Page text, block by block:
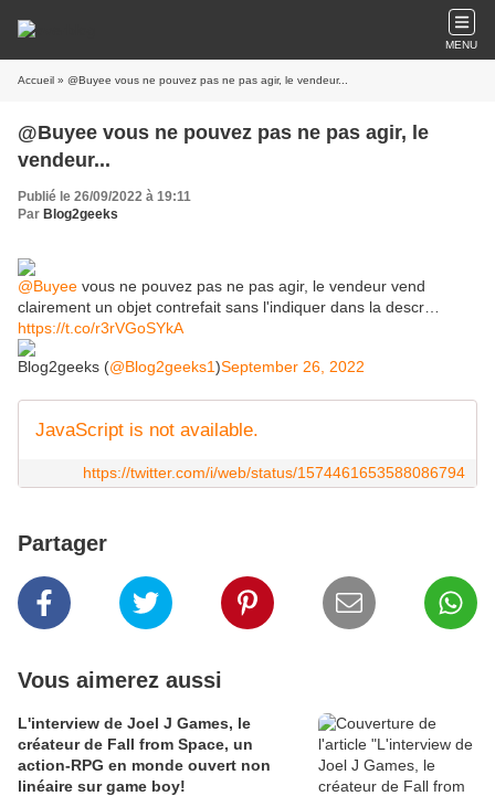
MENU
Accueil » @Buyee vous ne pouvez pas ne pas agir, le vendeur...
@Buyee vous ne pouvez pas ne pas agir, le
vendeur...
Publié le 26/09/2022 à 19:11
Par Blog2geeks
@Buyee vous ne pouvez pas ne pas agir, le vendeur vend
clairement un objet contrefait sans l'indiquer dans la descr…
https://t.co/r3rVGoSYkA
Blog2geeks (@Blog2geeks1)September 26, 2022
JavaScript is not available.
https://twitter.com/i/web/status/1574461653588086794
Partager
Vous aimerez aussi
L'interview de Joel J Games, le
créateur de Fall from Space, un
action-RPG en monde ouvert non
linéaire sur game boy!